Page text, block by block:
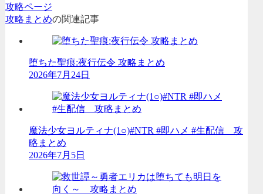
攻略ページ
攻略まとめの関連記事
堕ちた聖痕:夜行伝令 攻略まとめ
2026年7月24日
魔法少女ヨルティナ(1○)#NTR #即ハメ #生配信 攻
略まとめ
2026年7月5日